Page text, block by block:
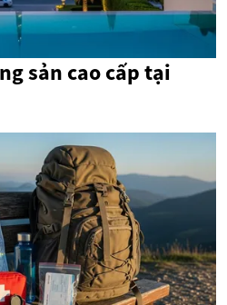
sản cao cấp tại